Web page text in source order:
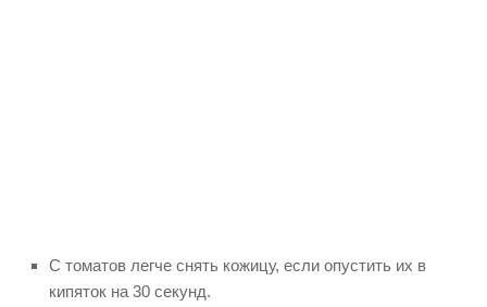
С томатов легче снять кожицу, если опустить их в
кипяток на 30 секунд.